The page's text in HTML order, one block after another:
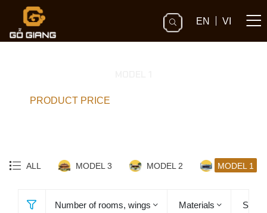
EN VI
PRODUCT PRICE
ALL MODEL 3 MODEL 2 MODEL 1
Number of rooms, wings Materials